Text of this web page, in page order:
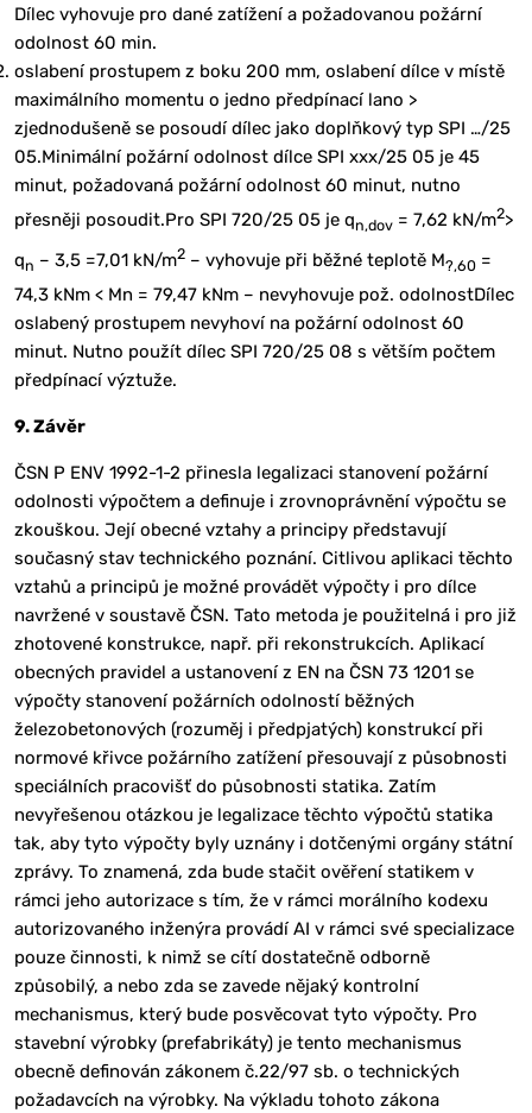
Dílec vyhovuje pro dané zatížení a požadovanou požární
odolnost 60 min.
oslabení prostupem z boku 200 mm, oslabení dílce v místě
maximálního momentu o jedno předpínací lano >
zjednodušeně se posoudí dílec jako doplňkový typ SPI …/25
05.Minimální požární odolnost dílce SPI xxx/25 05 je 45
minut, požadovaná požární odolnost 60 minut, nutno
přesněji posoudit.Pro SPI 720/25 05 je qn,dov= 7,62 kN/m2>
qn – 3,5 =7,01 kN/m2– vyhovuje při běžné teplotě M?,60=
74,3 kNm < Mn = 79,47 kNm – nevyhovuje pož. odolnostDílec
oslabený prostupem nevyhoví na požární odolnost 60
minut. Nutno použít dílec SPI 720/25 08 s větším počtem
předpínací výztuže.
9. Závěr
ČSN P ENV 1992-1-2 přinesla legalizaci stanovení požární
odolnosti výpočtem a definuje i zrovnoprávnění výpočtu se
zkouškou. Její obecné vztahy a principy představují
současný stav technického poznání. Citlivou aplikaci těchto
vztahů a principů je možné provádět výpočty i pro dílce
navržené v soustavě ČSN. Tato metoda je použitelná i pro již
zhotovené konstrukce, např. při rekonstrukcích. Aplikací
obecných pravidel a ustanovení z EN na ČSN 73 1201 se
výpočty stanovení požárních odolností běžných
železobetonových (rozuměj i předpjatých) konstrukcí při
normové křivce požárního zatížení přesouvají z působnosti
speciálních pracovišť do působnosti statika. Zatím
nevyřešenou otázkou je legalizace těchto výpočtů statika
tak, aby tyto výpočty byly uznány i dotčenými orgány státní
zprávy. To znamená, zda bude stačit ověření statikem v
rámci jeho autorizace s tím, že v rámci morálního kodexu
autorizovaného inženýra provádí AI v rámci své specializace
pouze činnosti, k nimž se cítí dostatečně odborně
způsobilý, a nebo zda se zavede nějaký kontrolní
mechanismus, který bude posvěcovat tyto výpočty. Pro
stavební výrobky (prefabrikáty) je tento mechanismus
obecně definován zákonem č.22/97 sb. o technických
požadavcích na výrobky. Na výkladu tohoto zákona